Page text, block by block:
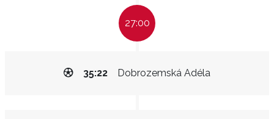
27:00
Dobrozemská Adéla
35:22